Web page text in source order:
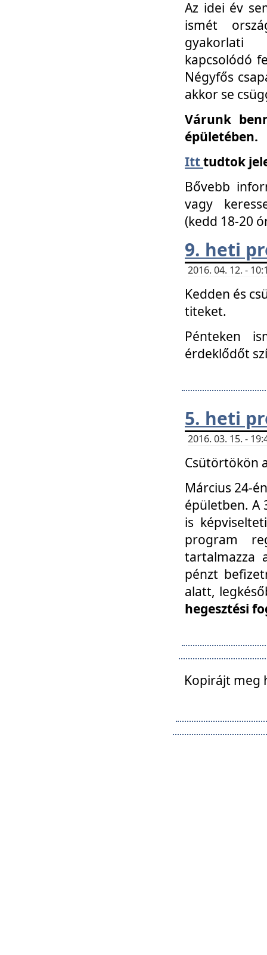
Az idei év
ismét
gyakorlati
kapcsolódó
Négyfős
akkor se
Várunk
épületében.
Itttudtok
Bővebb
vagy
(kedd 18-20
9. heti
2016. 04. 12. -
Kedden és
titeket.
Pénteken
érdeklődőt
5. heti
2016. 03. 15. -
Csütörtökön
Március 24-
épületben. A
is
program
tartalmazza
pénzt
alatt,
hegesztési
Kopirájt meg